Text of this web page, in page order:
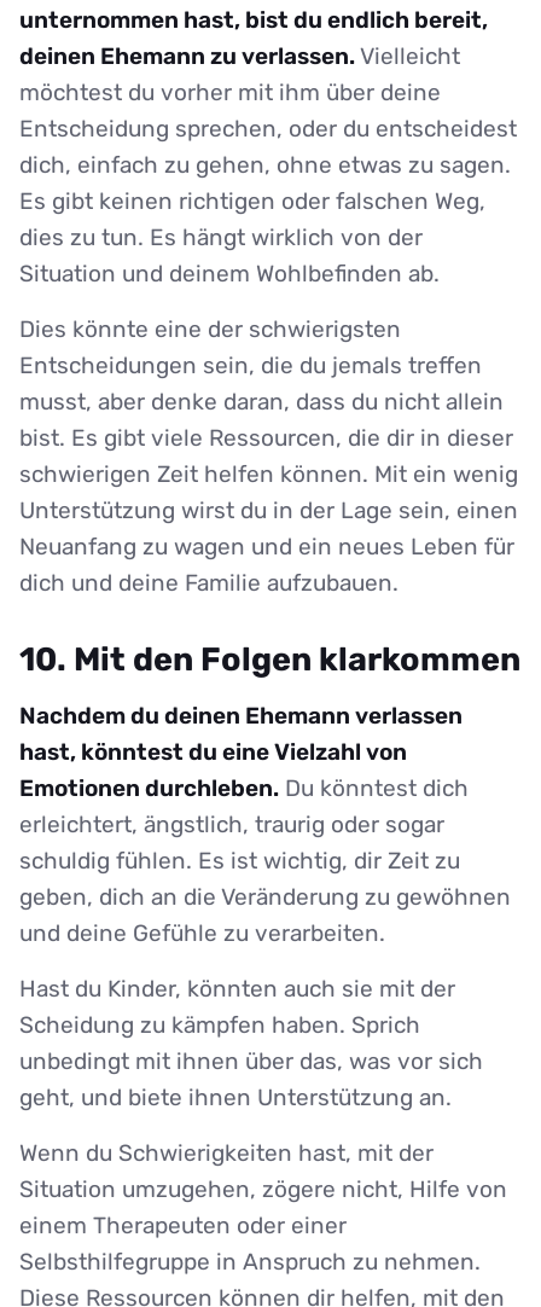
unternommen hast, bist du endlich bereit,
deinen Ehemann zu verlassen.Vielleicht
möchtest du vorher mit ihm über deine
Entscheidung sprechen, oder du entscheidest
dich, einfach zu gehen, ohne etwas zu sagen.
Es gibt keinen richtigen oder falschen Weg,
dies zu tun. Es hängt wirklich von der
Situation und deinem Wohlbefinden ab.
Dies könnte eine der schwierigsten
Entscheidungen sein, die du jemals treffen
musst, aber denke daran, dass du nicht allein
bist. Es gibt viele Ressourcen, die dir in dieser
schwierigen Zeit helfen können. Mit ein wenig
Unterstützung wirst du in der Lage sein, einen
Neuanfang zu wagen und ein neues Leben für
dich und deine Familie aufzubauen.
10. Mit den Folgen klarkommen
Nachdem du deinen Ehemann verlassen
hast, könntest du eine Vielzahl von
Emotionen durchleben. Du könntest dich
erleichtert, ängstlich, traurig oder sogar
schuldig fühlen. Es ist wichtig, dir Zeit zu
geben, dich an die Veränderung zu gewöhnen
und deine Gefühle zu verarbeiten.
Hast du Kinder, könnten auch sie mit der
Scheidung zu kämpfen haben. Sprich
unbedingt mit ihnen über das, was vor sich
geht, und biete ihnen Unterstützung an.
Wenn du Schwierigkeiten hast, mit der
Situation umzugehen, zögere nicht, Hilfe von
einem Therapeuten oder einer
Selbsthilfegruppe in Anspruch zu nehmen.
Diese Ressourcen können dir helfen, mit den